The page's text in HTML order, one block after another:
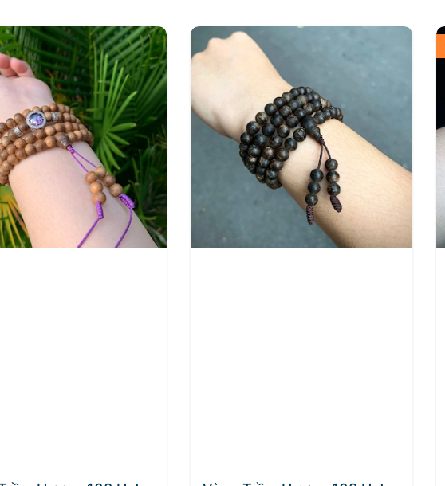
một vật phẩm tâm linh mà còn là một biểu
kết tâm linh. Nó mang trong mình ý nghĩa
và tôn trọng thiên